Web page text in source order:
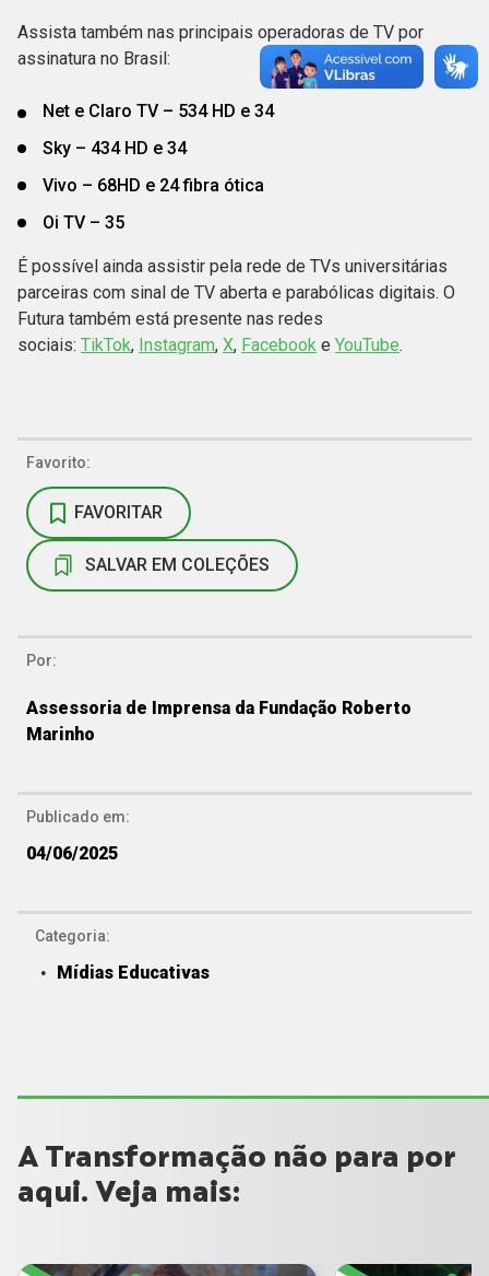
Assista também nas principais operadoras de TV por
assinatura no Brasil:
Net e Claro TV – 534 HD e 34
Sky – 434 HD e 34
Vivo – 68HD e 24 fibra ótica
Oi TV – 35
É possível ainda assistir pela rede de TVs universitárias
parceiras com sinal de TV aberta e parabólicas digitais. O
Futura também está presente nas redes
sociais: TikTok, Instagram, X, Facebook e YouTube.
Favorito:
FAVORITAR
SALVAR EM COLEÇÕES
Por:
Assessoria de Imprensa da Fundação Roberto
Marinho
Publicado em:
04/06/2025
Categoria:
Mídias Educativas
A Transformação não para por
aqui. Veja mais: